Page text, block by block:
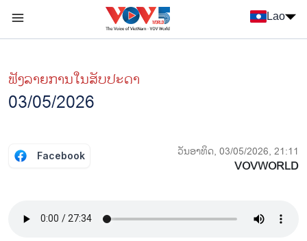
Lao
ຟັງລາຍການໃນສັບປະດາ
03/05/2026
Facebook ວັນອາທິດ, 03/05/2026, 21:11
VOVWORLD